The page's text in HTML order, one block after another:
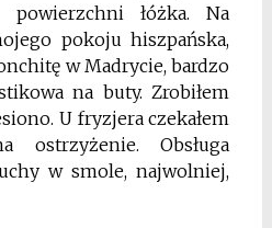
łóżka. Na
pokoju hiszpańska,
w Madrycie, bardzo
na buty. Zrobiłem
U fryzjera czekałem
ostrzyżenie. Obsługa
w smole, najwolniej,